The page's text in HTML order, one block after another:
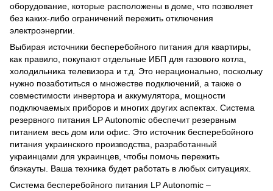
оборудование, которые расположены в доме, что позволяет
без каких-либо ограничений пережить отключения
электроэнергии.
Выбирая источники бесперебойного питания для квартиры,
как правило, покупают отдельные ИБП для газового котла,
холодильника телевизора и т.д. Это нерационально, поскольку
нужно позаботиться о множестве подключений, а также о
совместимости инвертора и аккумулятора, мощности
подключаемых приборов и многих других аспектах. Система
резервного питания LP Autonomic обеспечит резервным
питанием весь дом или офис. Это источник бесперебойного
питания украинского производства, разработанный
украинцами для украинцев, чтобы помочь пережить
блэкауты. Ваша техника будет работать в любых ситуациях.
Система бесперебойного питания LP Autonomic –